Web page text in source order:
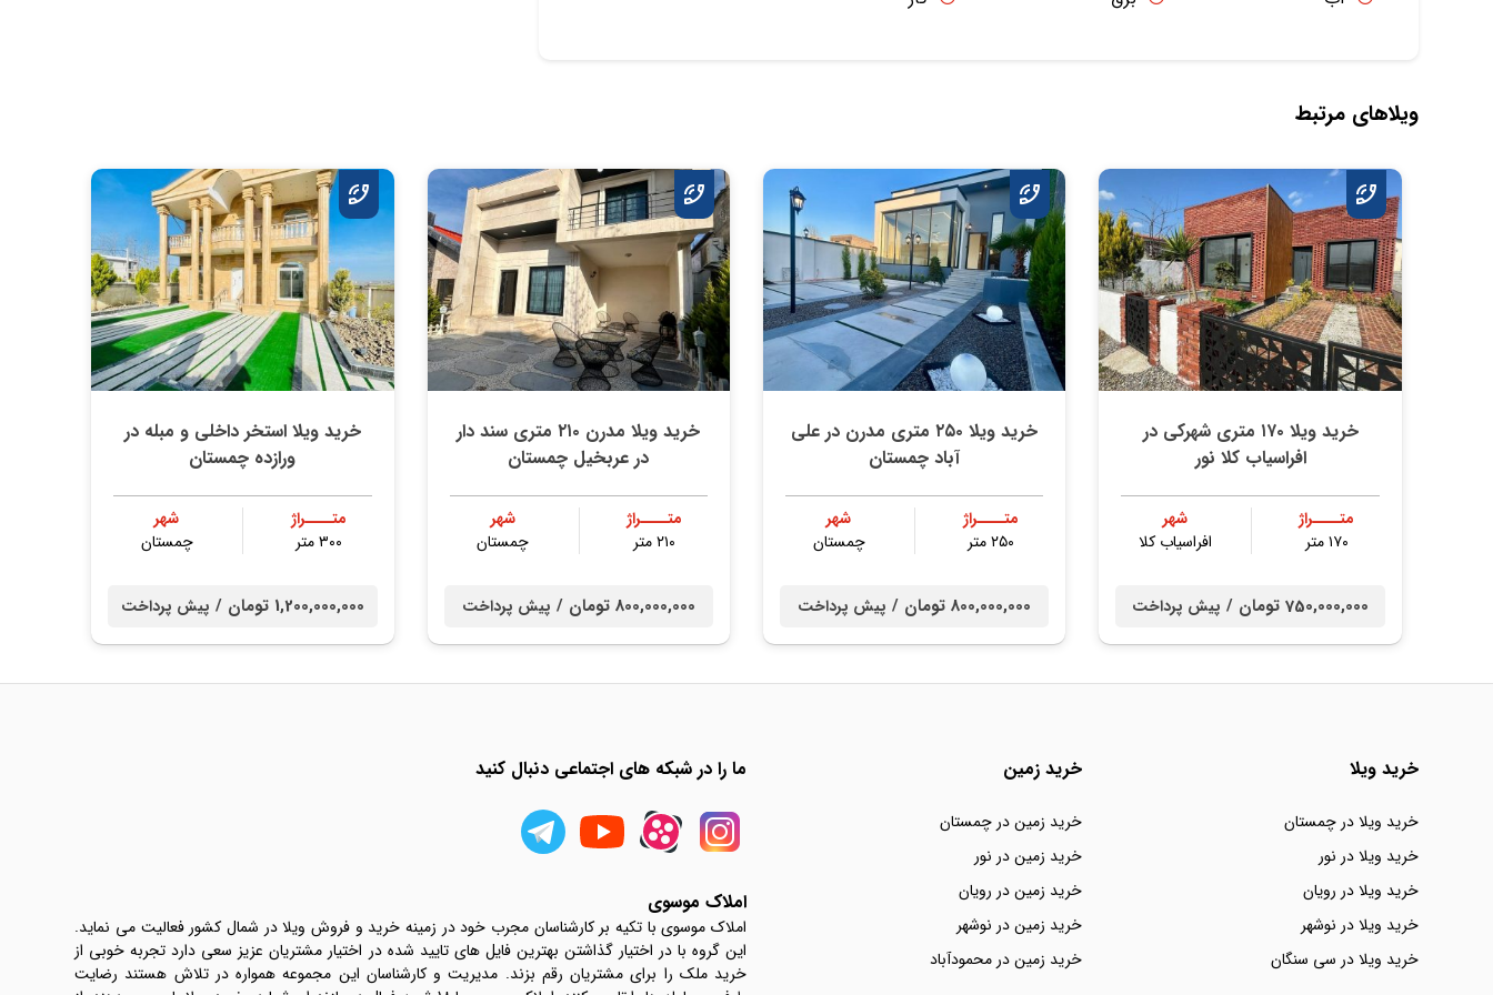
ویلاهای مرتبط
خرید ویلا ۱۷۰ متری شهرکی در
افراسیاب کلا نور
متــــراژ
۱۷۰ متر
شهر
افراسیاب کلا
750,000,000 تومان / پیش پرداخت
خرید ویلا ۲۵۰ متری مدرن در علی
آباد چمستان
متــــراژ
۲۵۰ متر
شهر
چمستان
800,000,000 تومان / پیش پرداخت
خرید ویلا مدرن ۲۱۰ متری سند دار
در عربخیل چمستان
متــــراژ
۲۱۰ متر
شهر
چمستان
800,000,000 تومان / پیش پرداخت
خرید ویلا استخر داخلی و مبله در
ورازده چمستان
متــــراژ
۳۰۰ متر
شهر
چمستان
1,200,000,000 تومان / پیش پرداخت
خرید ویلا
خرید ویلا در چمستان
خرید ویلا در نور
خرید ویلا در رویان
خرید ویلا در نوشهر
خرید ویلا در سی سنگان
خرید زمین
خرید زمین در چمستان
خرید زمین در نور
خرید زمین در رویان
خرید زمین در نوشهر
خرید زمین در محمودآباد
ما را در شبکه های اجتماعی دنبال کنید
املاک موسوی
املاک موسوی با تکیه بر کارشناسان مجرب خود در زمینه خرید و فروش ویلا در شمال کشور فعالیت می نماید.
این گروه با در اختیار گذاشتن بهترین فایل های تایید شده در اختیار مشتریان عزیز سعی دارد تجربه خوبی از
خرید ملک را برای مشتریان رقم بزند. مدیریت و کارشناسان این مجموعه همواره در تلاش هستند رضایت